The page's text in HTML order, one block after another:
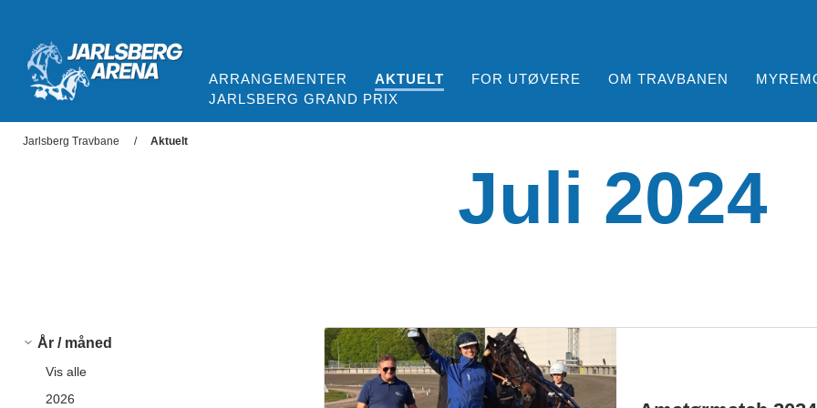
ARRANGEMENTER AKTUELT FOR UTØVERE OM TRAVBANEN
JARLSBERG GRAND PRIX
Jarlsberg Travbane Aktuelt
Juli 2024
År / måned
Vis alle
2026